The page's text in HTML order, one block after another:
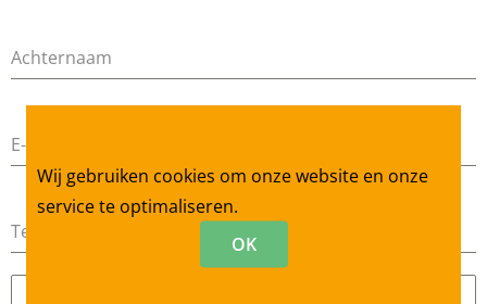
Achternaam
E-mailadres
Telefoonnummer
Wij gebruiken cookies om onze website en onze
service te optimaliseren.
OK